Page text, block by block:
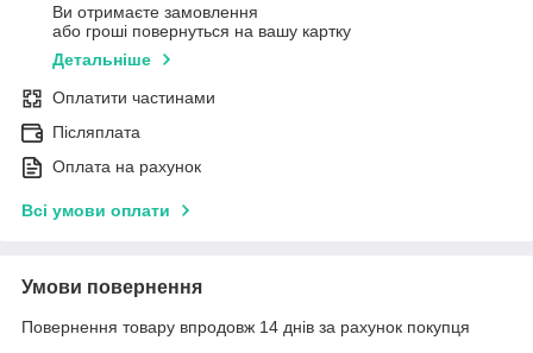
Ви отримаєте замовлення
або гроші повернуться на вашу картку
Детальніше
Оплатити частинами
Післяплата
Оплата на рахунок
Всі умови оплати
Умови повернення
Повернення товару впродовж 14 днів за рахунок покупця